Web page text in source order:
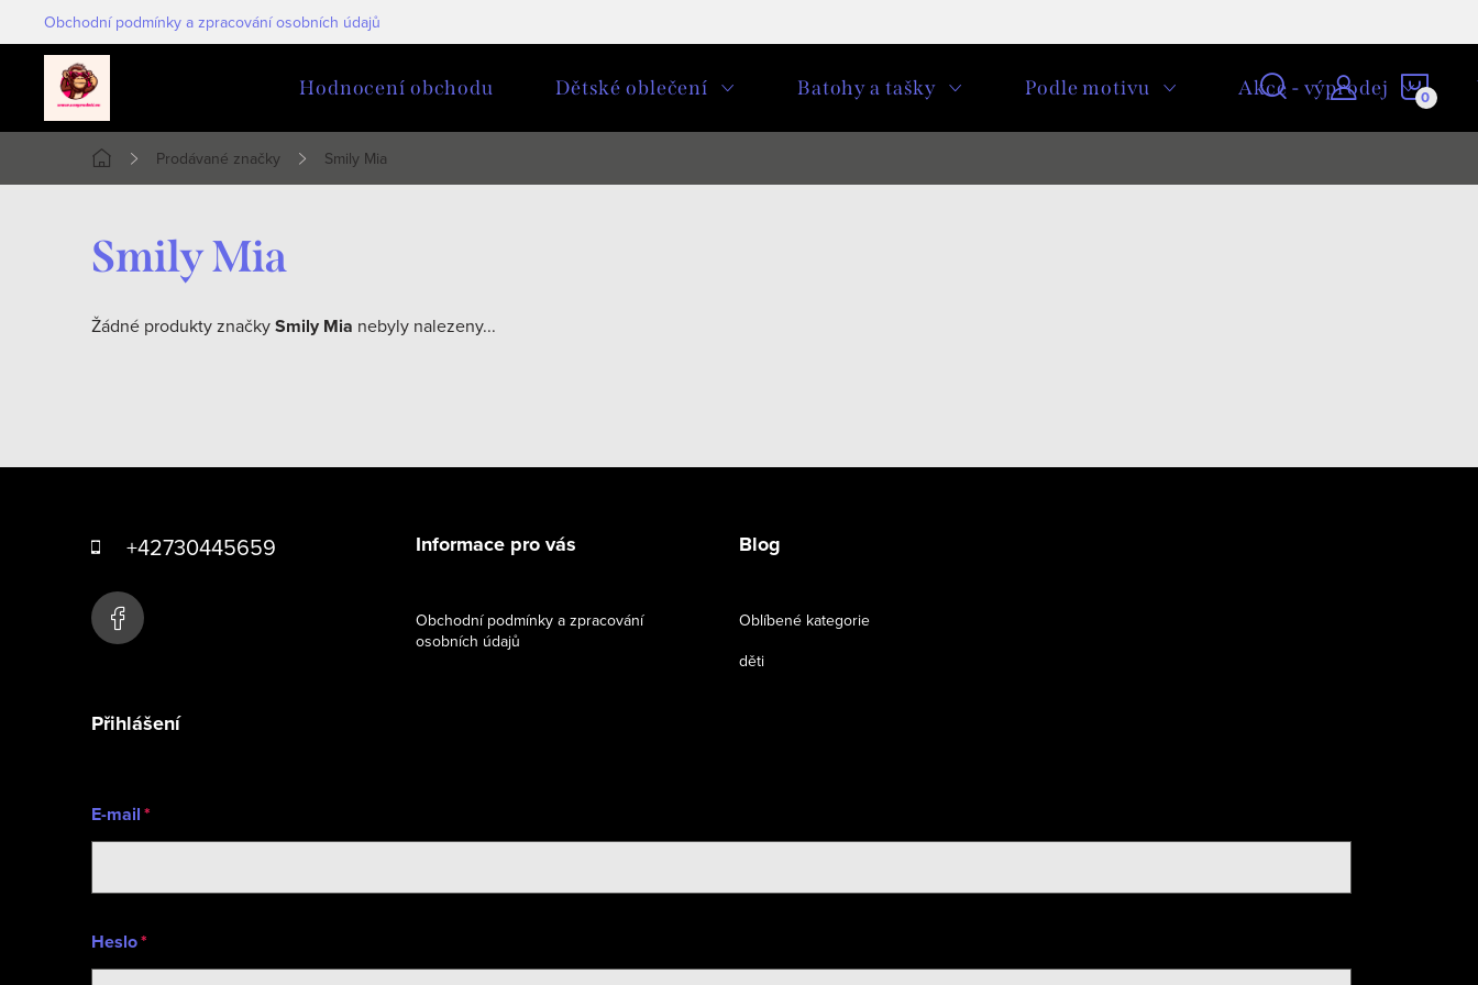
na
Obchodní podmínky a zpracování osobních údajů
Hodnocení obchodu Dětské oblečení Batohy a tašky Podle motivu Akce - výprodej
Domů
Prodávané značky Smily Mia
Smily Mia
Žádné produkty značkySmily Mia nebyly nalezeny...
+42730445659 Informace pro vás
Obchodní podmínky a zpracování
osobních údajů
Blog
Oblíbené kategorie
děti
Přihlášení
E-mail
Heslo